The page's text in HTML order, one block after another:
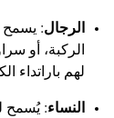
الرجال: يسمح
الركبة، أو
لهم باراتداء
النساء: يُسمح